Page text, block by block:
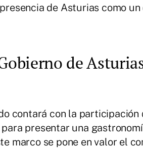
de Asturias como
de
contará con la participación
presentar una
marco se pone en valor el